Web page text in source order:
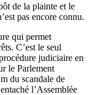
de la plainte et le
pas encore connu.
qui permet
C’est le seul
judiciaire en
le Parlement
du scandale de
l’Assemblée